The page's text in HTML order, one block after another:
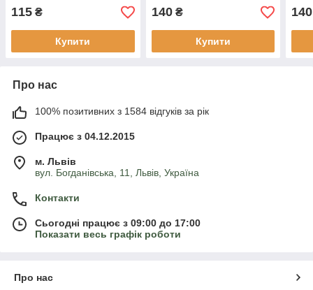
115 ₴
Купити
140₴
Купити
140
Про нас
100% позитивних з 1584 відгуків за рік
Працює з 04.12.2015
м. Львів
вул. Богданівська, 11, Львів, Україна
Контакти
Сьогодні працює з 09:00 до 17:00
Показати весь графік роботи
Про нас